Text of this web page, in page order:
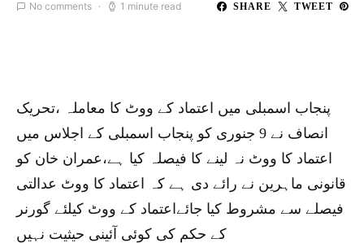
No comments 1 minute read SHARE TWEET
پنجاب اسمبلی میں اعتماد کے ووٹ کا معاملہ ،تحریک
انصاف نے 9 جنوری کو پنجاب اسمبلی کے اجلاس میں
اعتماد کا ووٹ نہ لینے کا فیصلہ کیا ہے،عمران خان کو
قانونی ماہرین نے رائے دی ہے کہ اعتماد کا ووٹ عدالتی
فیصلے سے مشروط کیا جائےاعتماد کے ووٹ کیلئے گورنر
کے حکم کی کوئی آئینی حیثیت نہیں